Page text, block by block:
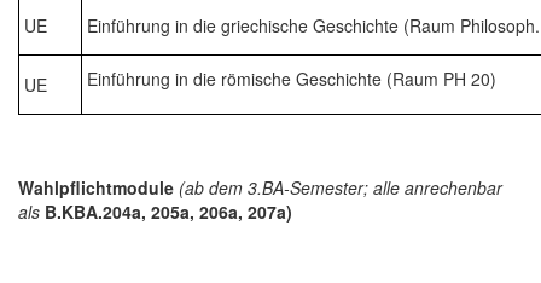
UE Einführung in die griechische Geschichte (Raum
UE Einführung in die römische Geschichte (Raum PH 20)
Wahlpflichtmodule (ab dem 3.BA-Semester; alle anrechenbar
als B.KBA.204a, 205a, 206a, 207a)